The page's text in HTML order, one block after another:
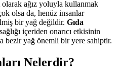
ağız yoluyla kullanmak
olsa da, henüz insanlar
bir yağ değildir. Gıda
içeriden onarıcı etkisinin
bezir yağ önemli bir yere sahiptir.
Nelerdir?